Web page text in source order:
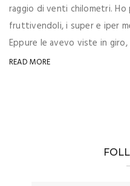
raggio di venti chilometri.
fruttivendoli, i super e iper
Eppure le avevo viste in
READ MORE